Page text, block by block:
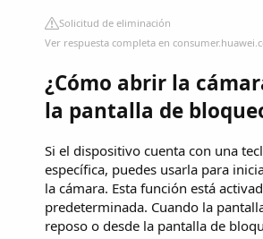
Solicitud de eliminación
Ver respuesta completa en
¿Cómo abrir la
la pantalla de
Si el dispositivo cuenta con una
específica, puedes usarla para
la cámara. Esta función está
predeterminada. Cuando la
reposo o desde la pantalla de